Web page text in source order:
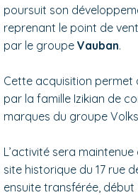
poursuit son
reprenant le point de
par le groupe Vauban.
Cette acquisition permet
par la famille Izikian de
marques du groupe
L’activité sera maintenue
site historique du 17 rue
ensuite transférée, début